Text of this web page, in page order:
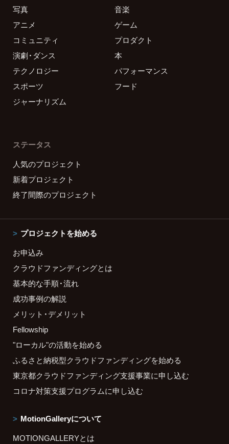
写真
音楽
アニメ
ゲーム
コミュニティ
プロダクト
演劇・ダンス
本
テクノロジー
パフォーマンス
スポーツ
フード
ジャーナリズム
ステータス
人気のプロジェクト
新着プロジェクト
終了間際のプロジェクト
プロジェクトを始める
お申込み
クラウドファンディングとは
基本的な手順・流れ
成功事例の解説
メリット・デメリット
Fellowship
"ローカル"の活動を始める
ふるさと納税型クラウドファンディングを始める
東京都クラウドファンディング支援事業に申し込む
コロナ対策支援プログラムに申し込む
MotionGalleryについて
MOTIONGALLERYとは